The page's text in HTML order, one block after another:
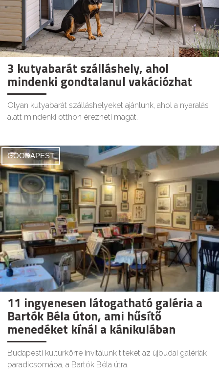
3 kutyabarát szálláshely, ahol
mindenki gondtalanul vakációzhat
Olyan kutyabarát szálláshelyeket ajánlunk, ahol a nyaralás
alatt mindenki otthon érezheti magát.
GOODAPEST
11 ingyenesen látogatható galéria a
Bartók Béla úton, ami hűsítő
menedéket kínál a kánikulában
Budapesti kultúrkörre invitálunk titeket az újbudai galériák
paradicsomába, a Bartók Béla útra.